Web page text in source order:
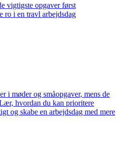
vigtigste opgaver først
ro i en travl arbejdsdag
i møder og småopgaver, mens de
hvordan du kan prioritere
og skabe en arbejdsdag med mere